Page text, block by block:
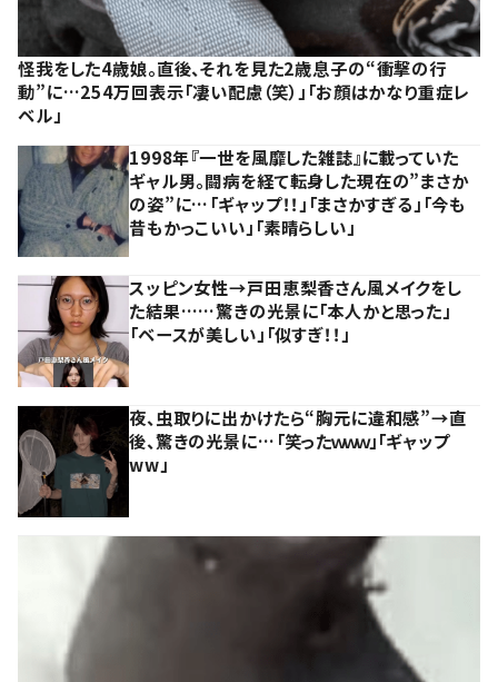
怪我をした4歳娘。直後、それを見た2歳息子の“衝撃の行
動”に…254万回表示「凄い配慮（笑）」「お顔はかなり重症レ
ベル」
1998年『一世を風靡した雑誌』に載っていた
ギャル男。闘病を経て転身した現在の”まさか
の姿”に…「ギャップ！！」「まさかすぎる」「今も
昔もかっこいい」「素晴らしい」
スッピン女性→戸田恵梨香さん風メイクをし
た結果……驚きの光景に「本人かと思った」
「ベースが美しい」「似すぎ！！」
夜、虫取りに出かけたら“胸元に違和感”→直
後、驚きの光景に…「笑ったｗｗｗ」「ギャップ
ww」